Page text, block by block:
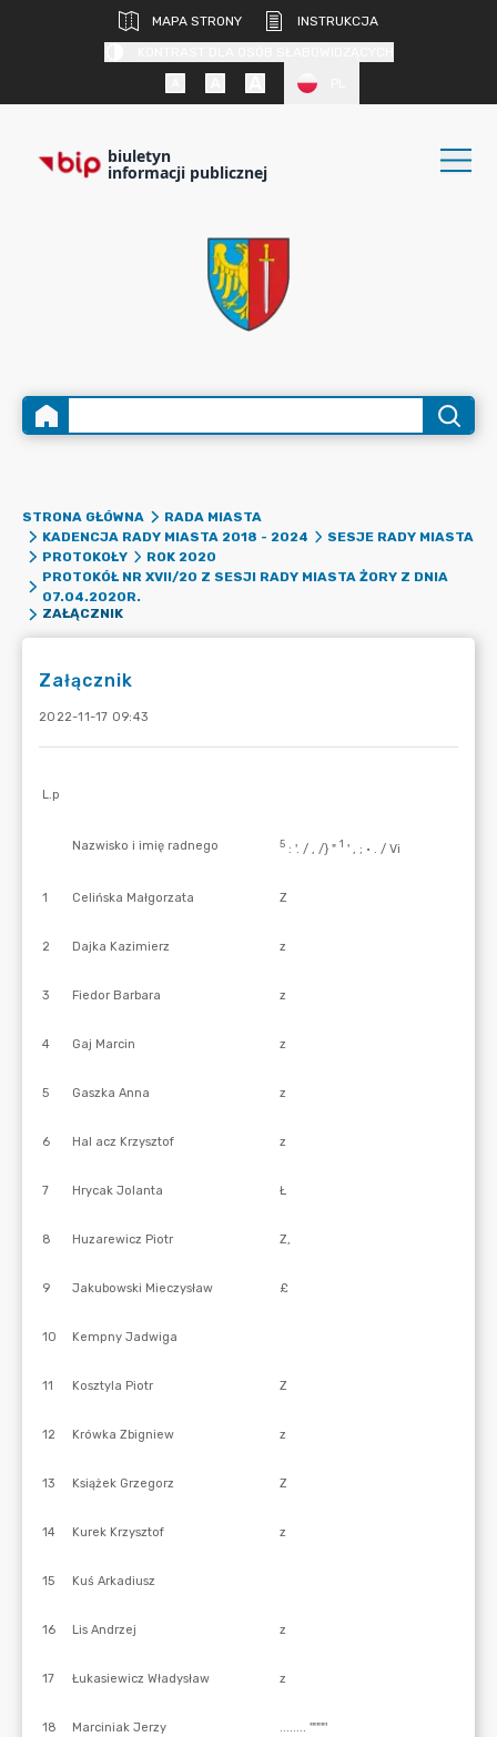
MAPA STRONY
INSTRUKCJA
biuletyn
informacji publicznej
STRONA GŁÓWNA
RADA MIASTA
KADENCJA RADY MIASTA 2018 - 2024
SESJE RADY MIASTA
PROTOKOŁY
ROK 2020
PROTOKÓŁ NR XVII/20 Z SESJI RADY MIASTA ŻORY Z DNIA
07.04.2020R.
ZAŁĄCZNIK
Załącznik
2022-11-17 09:43